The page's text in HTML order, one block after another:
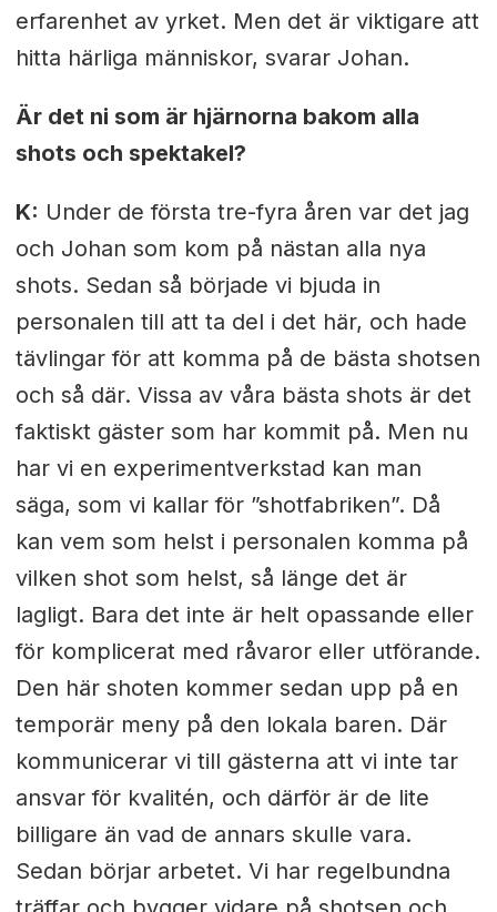
erfarenhet av yrket. Men det är viktigare att
hitta härliga människor, svarar Johan.
Är det ni som är hjärnorna bakom alla
shots och spektakel?
K: Under de första tre-fyra åren var det jag
och Johan som kom på nästan alla nya
shots. Sedan så började vi bjuda in
personalen till att ta del i det här, och hade
tävlingar för att komma på de bästa shotsen
och så där. Vissa av våra bästa shots är det
faktiskt gäster som har kommit på. Men nu
har vi en experimentverkstad kan man
säga, som vi kallar för ”shotfabriken”. Då
kan vem som helst i personalen komma på
vilken shot som helst, så länge det är
lagligt. Bara det inte är helt opassande eller
för komplicerat med råvaror eller utförande.
Den här shoten kommer sedan upp på en
temporär meny på den lokala baren. Där
kommunicerar vi till gästerna att vi inte tar
ansvar för kvalitén, och därför är de lite
billigare än vad de annars skulle vara.
Sedan börjar arbetet. Vi har regelbundna